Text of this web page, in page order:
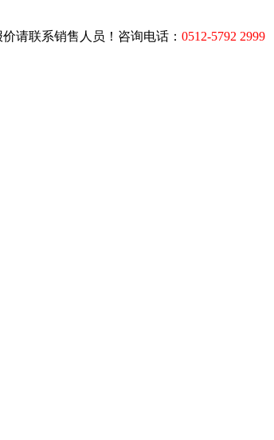
请联系销售人员！咨询电话： 0512-5792 2999